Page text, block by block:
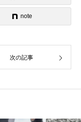
note
次の記事